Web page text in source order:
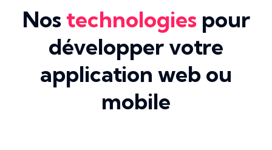
Nos technologiespour
développer votre
application web ou
mobile